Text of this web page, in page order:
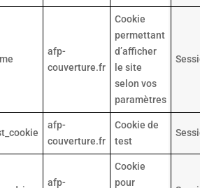
afp-
couverture.fr
Cookie
permettant
d’afficher
le site
selon vos
paramètres
afp-
couverture.fr
Cookie de
test
afp-
Cookie
pour